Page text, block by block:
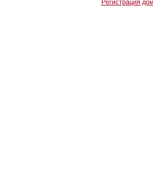
Регистрация